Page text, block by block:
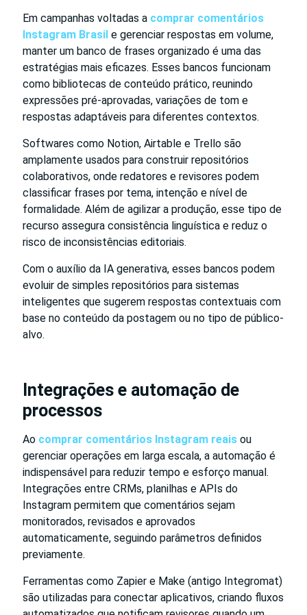
Em campanhas voltadas a comprar comentários
Instagram Brasil e gerenciar respostas em volume,
manter um banco de frases organizado é uma das
estratégias mais eficazes. Esses bancos funcionam
como bibliotecas de conteúdo prático, reunindo
expressões pré-aprovadas, variações de tom e
respostas adaptáveis para diferentes contextos.
Softwares como Notion, Airtable e Trello são
amplamente usados para construir repositórios
colaborativos, onde redatores e revisores podem
classificar frases por tema, intenção e nível de
formalidade. Além de agilizar a produção, esse tipo de
recurso assegura consistência linguística e reduz o
risco de inconsistências editoriais.
Com o auxílio da IA generativa, esses bancos podem
evoluir de simples repositórios para sistemas
inteligentes que sugerem respostas contextuais com
base no conteúdo da postagem ou no tipo de público-
alvo.
Integrações e automação de
processos
Ao comprar comentários Instagram reais ou
gerenciar operações em larga escala, a automação é
indispensável para reduzir tempo e esforço manual.
Integrações entre CRMs, planilhas e APIs do
Instagram permitem que comentários sejam
monitorados, revisados e aprovados
automaticamente, seguindo parâmetros definidos
previamente.
Ferramentas como Zapier e Make (antigo Integromat)
são utilizadas para conectar aplicativos, criando fluxos